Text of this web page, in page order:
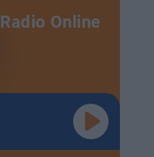
Radio Online